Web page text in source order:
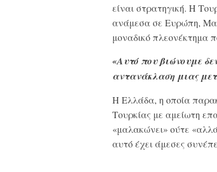
είναι στρατηγική. Η
ανάμεσα σε Ευρώπη,
μοναδικό πλεονέκτημα
«Αυτό που βιώνουμε
αντανάκλαση μιας
Η Ελλάδα, η οποία
Τουρκίας με αμείωτη
«μαλακώνει» ούτε
αυτό έχει άμεσες